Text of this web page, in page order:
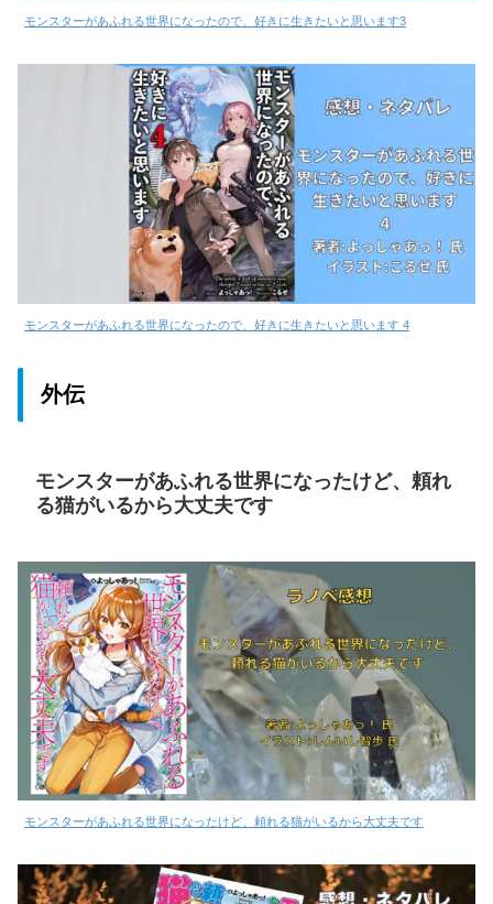
モンスターがあふれる世界になったので、好きに生きたいと思います3
モンスターがあふれる世界になったので、好きに生きたいと思います 4
外伝
モンスターがあふれる世界になったけど、頼れ
る猫がいるから大丈夫です
モンスターがあふれる世界になったけど、頼れる猫がいるから大丈夫です